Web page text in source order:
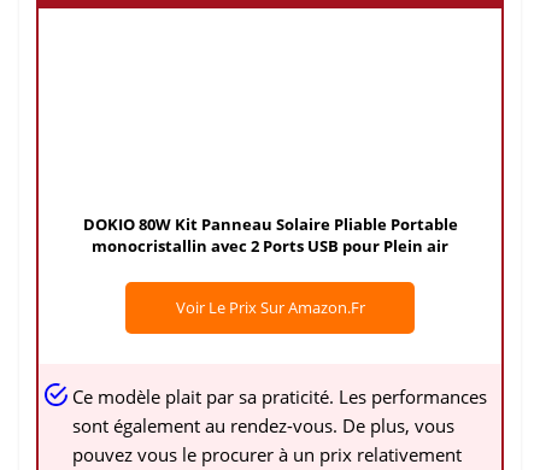
DOKIO 80W Kit Panneau Solaire Pliable Portable
monocristallin avec 2 Ports USB pour Plein air
Voir Le Prix Sur Amazon.fr
Ce modèle plait par sa praticité. Les performances
sont également au rendez-vous. De plus, vous
pouvez vous le procurer à un prix relativement